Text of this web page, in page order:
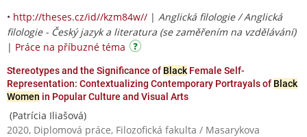
• http://theses.cz/id//kzm84w// | Anglická filologie / Anglická
filologie - Český jazyk a literatura (se zaměřením na vzdělávání)
| Práce na příbuzné téma
Stereotypes and the Significance of Black Female Self-
Representation: Contextualizing Contemporary Portrayals of Black
Women in Popular Culture and Visual Arts
(Patrícia Iliašová)
2020, Diplomová práce, Filozofická fakulta / Masarykova